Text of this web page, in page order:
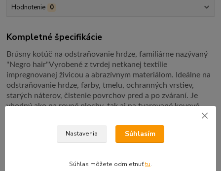
Hodnotenie 0
Kompletné špecifikácie
Brúsny kotúč na odstraňovanie hrdze, familiárne nazývaný
"Negro hair"Vyrobené z tvrdej netkanej textílie
impregnovanej živicou a abrazívnym materiálom.
Ideálne na
odstraňovanie hrdze, farby, tmelu, ochranných vrstiev,
starých náterov, čistenie povrchov pred a po zváraní. Je
vhodný ako na rovné plochy, tak aj na tvarované kovové
Vyznačuje sa vysokou
životnosťou a účinnosťou.
Nastavenia Súhlasím
Súhlas môžete odmietnuťtu.